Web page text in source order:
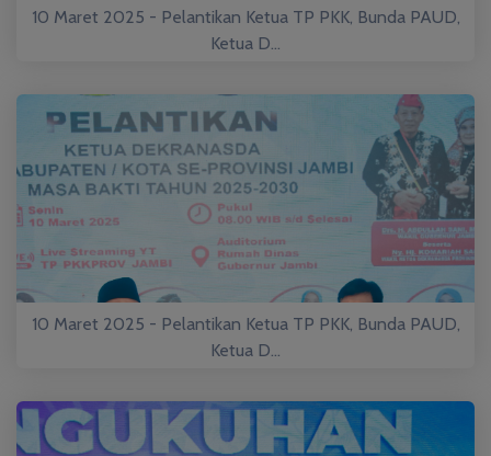
10 Maret 2025 - Pelantikan Ketua TP PKK, Bunda PAUD,
Ketua D...
10 Maret 2025 - Pelantikan Ketua TP PKK, Bunda PAUD,
Ketua D...